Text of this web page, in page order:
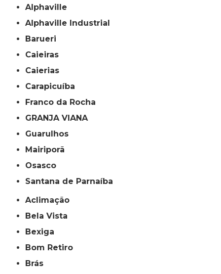
Alphaville
Alphaville Industrial
Barueri
Caieiras
Caierias
Carapicuíba
Franco da Rocha
GRANJA VIANA
Guarulhos
Mairiporã
Osasco
Santana de Parnaíba
Aclimação
Bela Vista
Bexiga
Bom Retiro
Brás